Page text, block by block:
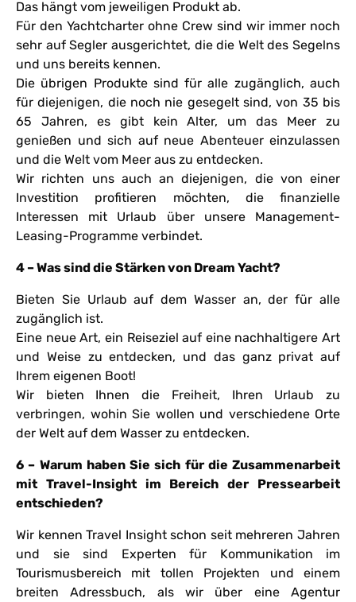
Das hängt vom jeweiligen Produkt ab.
Für den Yachtcharter ohne Crew sind wir immer noch
sehr auf Segler ausgerichtet, die die Welt des Segelns
und uns bereits kennen.
Die übrigen Produkte sind für alle zugänglich, auch
für diejenigen, die noch nie gesegelt sind, von 35 bis
65 Jahren, es gibt kein Alter, um das Meer zu
genießen und sich auf neue Abenteuer einzulassen
und die Welt vom Meer aus zu entdecken.
Wir richten uns auch an diejenigen, die von einer
Investition profitieren möchten, die finanzielle
Interessen mit Urlaub über unsere Management-
Leasing-Programme verbindet.
4 – Was sind die Stärken von Dream Yacht?
Bieten Sie Urlaub auf dem Wasser an, der für alle
zugänglich ist.
Eine neue Art, ein Reiseziel auf eine nachhaltigere Art
und Weise zu entdecken, und das ganz privat auf
Ihrem eigenen Boot!
Wir bieten Ihnen die Freiheit, Ihren Urlaub zu
verbringen, wohin Sie wollen und verschiedene Orte
der Welt auf dem Wasser zu entdecken.
6 – Warum haben Sie sich für die Zusammenarbeit
mit Travel-Insight im Bereich der Pressearbeit
entschieden?
Wir kennen Travel Insight schon seit mehreren Jahren
und sie sind Experten für Kommunikation im
Tourismusbereich mit tollen Projekten und einem
breiten Adressbuch, als wir über eine Agentur